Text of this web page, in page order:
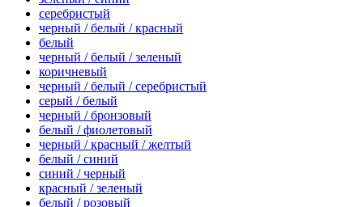
серебристый
черный / белый / красный
белый
черный / белый / зеленый
коричневый
черный / белый / серебристый
серый / белый
черный / бронзовый
белый / фиолетовый
черный / красный / желтый
белый / синий
синий / черный
красный / зеленый
белый / розовый